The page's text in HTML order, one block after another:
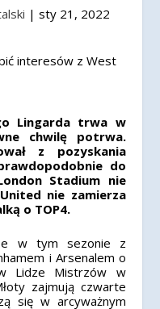
| sty 21, 2022
Lingarda trwa w
chwilę potrwa.
z pozyskania
do
Stadium nie
nie zamierza
o TOP4.
w tym sezonie z
i Arsenalem o
Lidze Mistrzów w
zajmują czwarte
się w arcyważnym